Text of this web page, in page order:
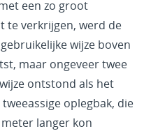
een zo groot
te verkrijgen, werd de
wijze boven
maar ongeveer twee
ontstond als het
oplegbak, die
langer kon